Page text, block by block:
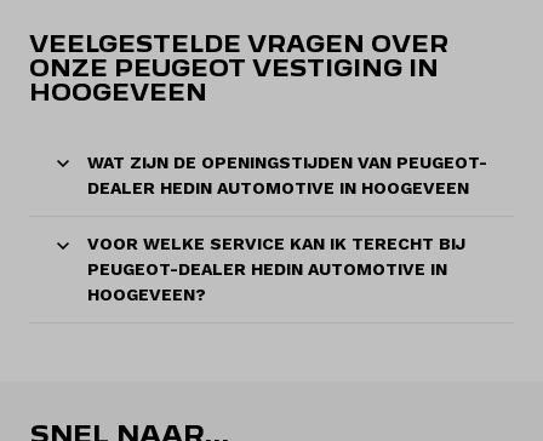
VEELGESTELDE VRAGEN OVER
ONZE PEUGEOT VESTIGING IN
HOOGEVEEN
WAT ZIJN DE OPENINGSTIJDEN VAN PEUGEOT-
DEALER HEDIN AUTOMOTIVE IN HOOGEVEEN
VOOR WELKE SERVICE KAN IK TERECHT BIJ
PEUGEOT-DEALER HEDIN AUTOMOTIVE IN
HOOGEVEEN?
SNEL NAAR...